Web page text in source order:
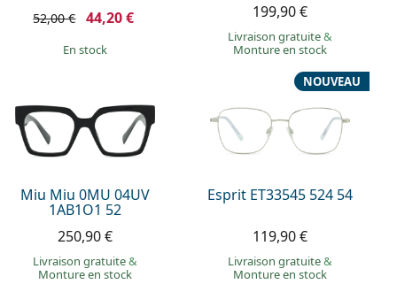
52,00 € 44,20 €
en stock
199,90 €
Livraison gratuite&
Monture en stock
Miu Miu 0MU 04UV
1AB1O1 52
250,90 €
Livraison gratuite&
Monture en stock
Esprit ET33545 524 54
NOUVEAU
119,90 €
Livraison gratuite&
Monture en stock